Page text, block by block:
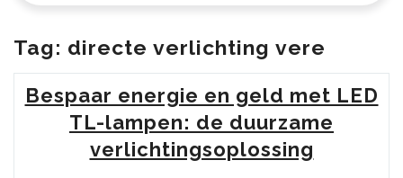
Tag: directe verlichting vere
Bespaar energie en geld met LED
TL-lampen: de duurzame
verlichtingsoplossing